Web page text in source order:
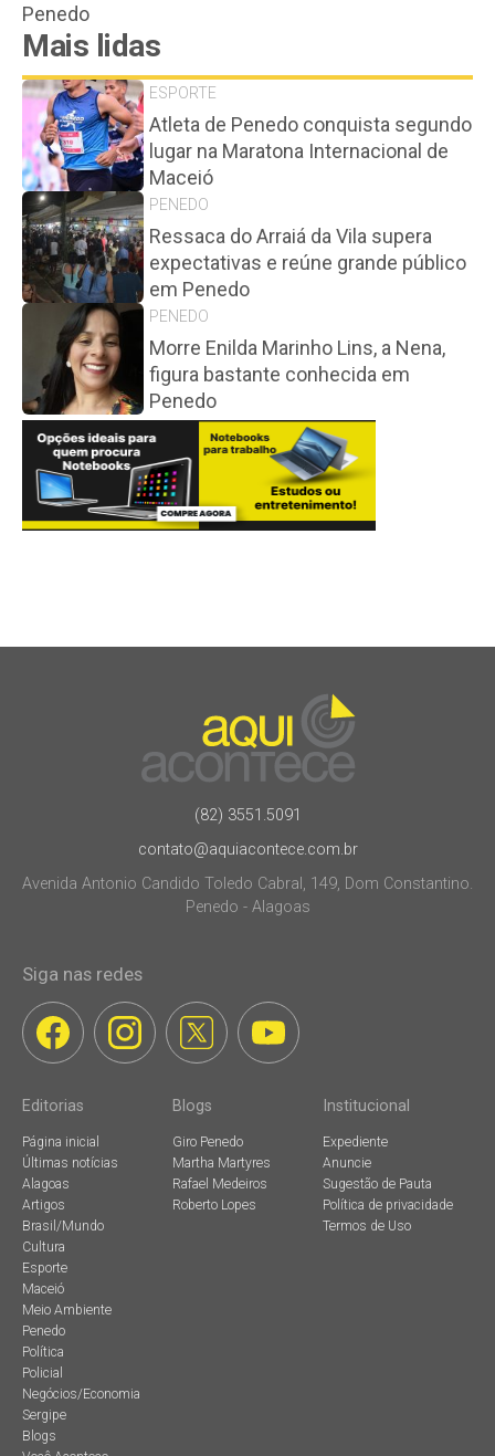
Penedo
Mais lidas
ESPORTE
Atleta de Penedo conquista segundo
lugar na Maratona Internacional de
Maceió
PENEDO
Ressaca do Arraiá da Vila supera
expectativas e reúne grande público
em Penedo
PENEDO
Morre Enilda Marinho Lins, a Nena,
figura bastante conhecida em
Penedo
(82) 3551.5091
contato@aquiacontece.com.br
Avenida Antonio Candido Toledo Cabral, 149, Dom Constantino.
Penedo - Alagoas
Siga nas redes
Editorias
Página inicial
Últimas notícias
Alagoas
Artigos
Brasil/Mundo
Cultura
Esporte
Maceió
Meio Ambiente
Penedo
Política
Policial
Negócios/Economia
Sergipe
Blogs
Blogs
Giro Penedo
Martha Martyres
Rafael Medeiros
Roberto Lopes
Institucional
Expediente
Anuncie
Sugestão de Pauta
Política de privacidade
Termos de Uso